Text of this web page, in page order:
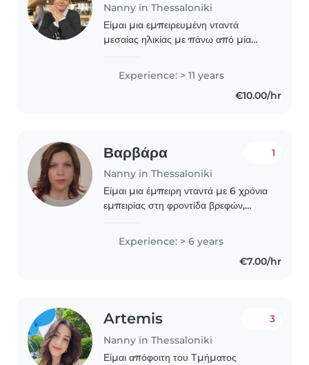
Nanny in Thessaloniki
Είμαι μια εμπειρευμένη νταντά
μεσαίας ηλικίας με πάνω από μία
Είμαι υπεύθυνη, δημιουργική και
Experience: > 11 years
€10.00/hr
Βαρβάρα
Nanny in Thessaloniki
1
Είμαι μια έμπειρη νταντά με 6 χρόνια
εμπειρίας στη φροντίδα βρεφών,
ηλικίας.Εχω πτυχίο
Βρεφονηπιοκόμου και ομιλώ
Ελληνικά και Αγγλικά . Θα ήταν χαρά..
Experience: > 6 years
€7.00/hr
Artemis
Nanny in Thessaloniki
3
Είμαι απόφοιτη του Τμήματος